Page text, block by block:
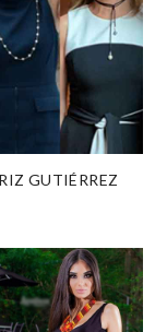
GUTIÉRREZ